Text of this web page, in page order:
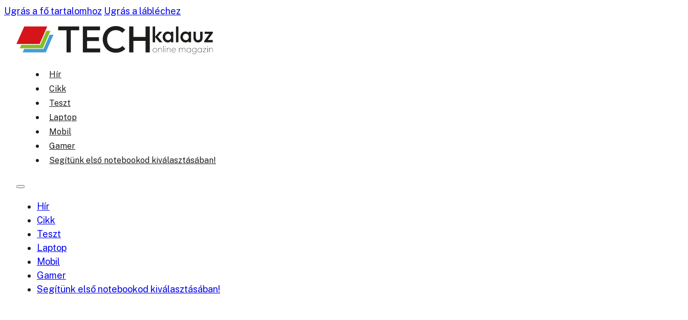
Ugrás a fő tartalomhoz Ugrás a lábléchez
Hír
Cikk
Teszt
Laptop
Mobil
Gamer
Segítünk első notebookod kiválasztásában!
Hír
Cikk
Teszt
Laptop
Mobil
Gamer
Segítünk első notebookod kiválasztásában!